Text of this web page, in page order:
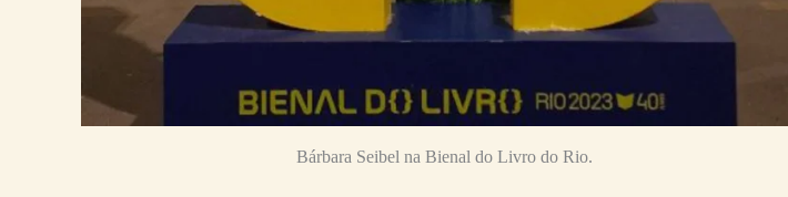
Bárbara Seibel na Bienal do Livro do Rio.